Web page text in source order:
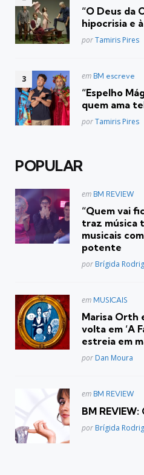
em
“O Deus da
hipocrisia e
Posted
porTamiris Pires
Postado
em
em BM escreve
“Espelho
quem ama
Posted
porTamiris Pires
POPULAR
Postado
em
em BM REVIEW
“Quem vai
traz música
musicais
potente
Posted
por Brígida
Postado
em
em MUSICAIS
Marisa Orth
volta em ‘A
estreia em
Posted
por Dan Moura
Postado
em BM REVIEW
BM
Posted
por Brígida